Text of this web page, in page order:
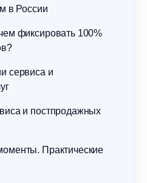
в России
фиксировать 100%
сервиса и
и постпродажных
Практические